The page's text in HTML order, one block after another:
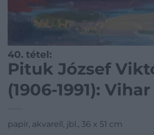
40. tétel:
Pituk József
(1906-1991): Vihar
papír, akvarell, jbl., 36 x 51 cm